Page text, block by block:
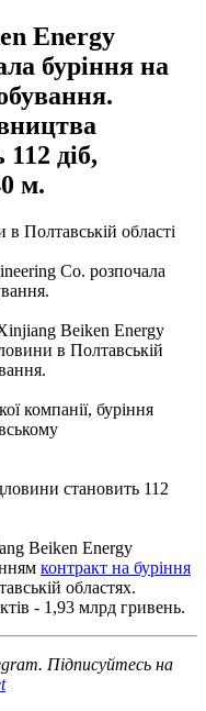
Energy
буріння на
діб,
м.
Полтавській області
Co. розпочала
Beiken Energy
в Полтавській
компанії, буріння
становить 112
Beiken Energy
контракт на буріння
областях.
- 1,93 млрд гривень.
Підписуйтесь на